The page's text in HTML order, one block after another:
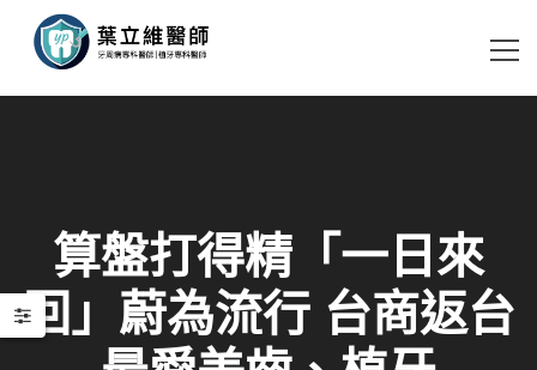
算盤打得精「一日來
回」蔚為流行 台商返台